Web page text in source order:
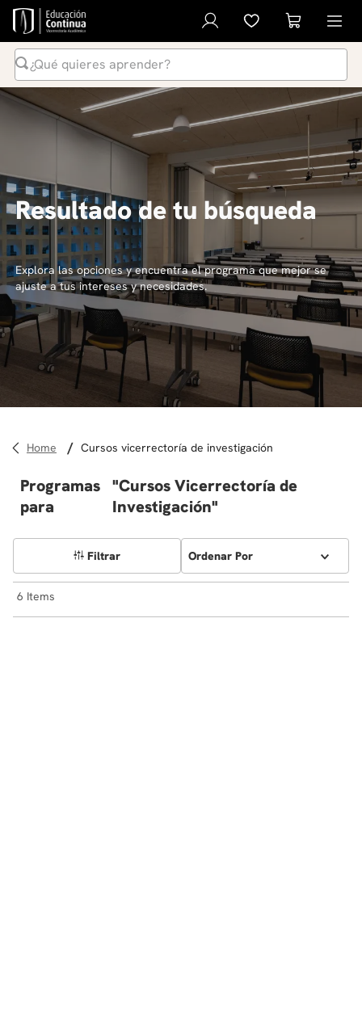
¿Qué quieres aprender?
Resultado de tu búsqueda
Explora las opciones y encuentra el programa que mejor se
ajuste a tus intereses y necesidades.
cursos vicerrectoría de investigación
Programas
para
Cursos Vicerrectoría de
Investigación
Filtrar Ordenar Por
6
Términos Más Buscados
inteligencia artificial
3.
4.
diplomado
5
global english program
6
liderazgo
7.
inglés
8.
datos
música
diseño